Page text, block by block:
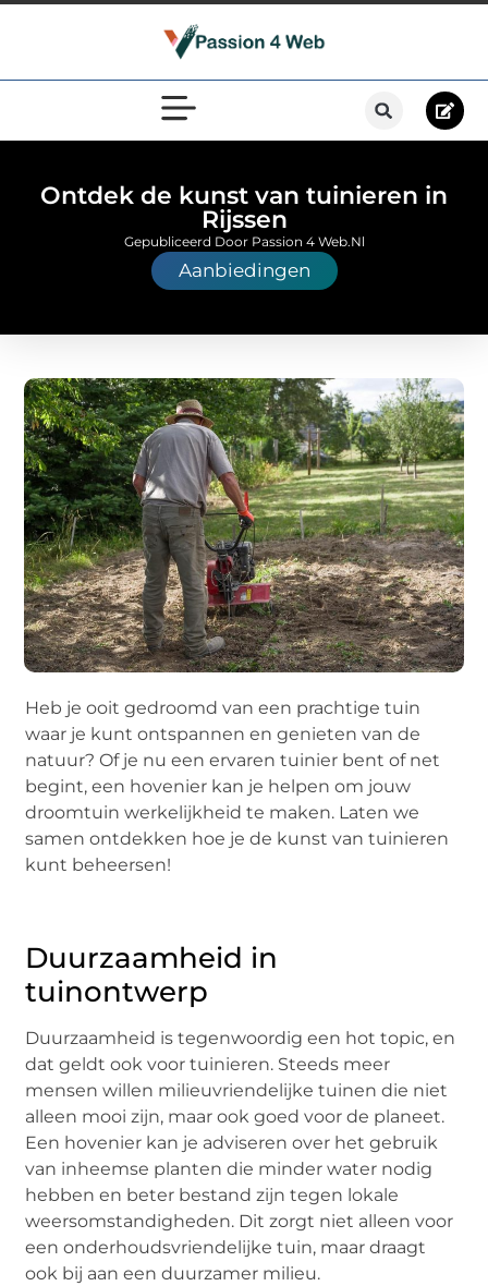
Ontdek de kunst van tuinieren in
Rijssen
Aanbiedingen
Gepubliceerd Door Passion 4 Web.nl
Heb je ooit gedroomd van een prachtige tuin
waar je kunt ontspannen en genieten van de
natuur? Of je nu een ervaren tuinier bent of net
begint, een hovenier kan je helpen om jouw
droomtuin werkelijkheid te maken. Laten we
samen ontdekken hoe je de kunst van tuinieren
kunt beheersen!
Duurzaamheid in
tuinontwerp
Duurzaamheid is tegenwoordig een hot topic, en
dat geldt ook voor tuinieren. Steeds meer
mensen willen milieuvriendelijke tuinen die niet
alleen mooi zijn, maar ook goed voor de planeet.
Een hovenier kan je adviseren over het gebruik
van inheemse planten die minder water nodig
hebben en beter bestand zijn tegen lokale
weersomstandigheden. Dit zorgt niet alleen voor
een onderhoudsvriendelijke tuin, maar draagt
ook bij aan een duurzamer milieu.